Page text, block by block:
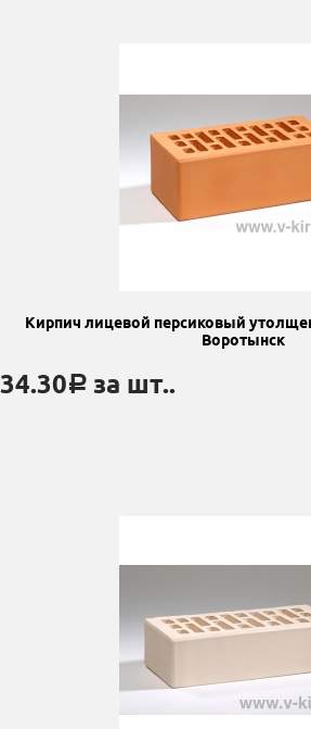
Кирпич лицевой персиковый
Воротынск
34.30a за шт..